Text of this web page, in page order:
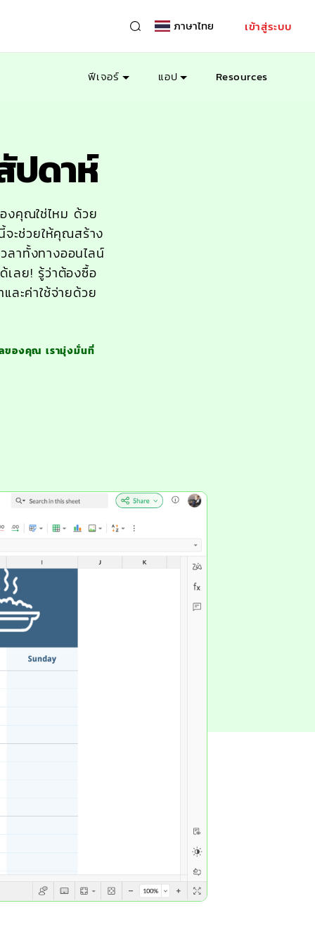
ภาษาไทย เข้าสู่ระบบ
ฟีเจอร์ แอป Resources
ปดาห์
งคุณใช่ไหม ด้วย
จะช่วยให้คุณสร้าง
ลาทั้งทางออนไลน์
เลย! รู้ว่าต้องซื้อ
ละค่าใช้จ่ายด้วย
ของคุณ เรามุ่งมั่นที่